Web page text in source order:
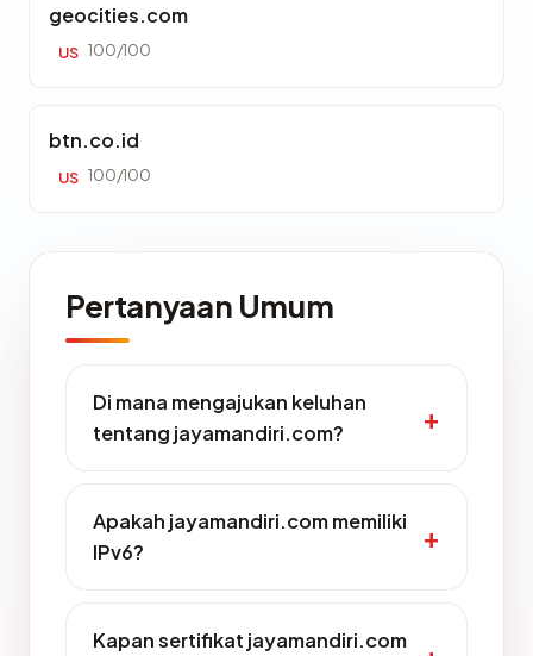
geocities.com
US 100/100
btn.co.id
US 100/100
Pertanyaan Umum
Di mana mengajukan keluhan
tentang jayamandiri.com?
Apakah jayamandiri.com memiliki
IPv6?
Kapan sertifikat jayamandiri.com